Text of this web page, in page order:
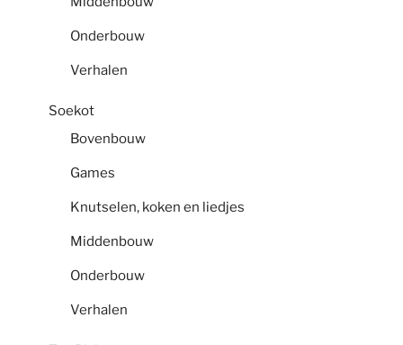
Onderbouw
Verhalen
Soekot
Bovenbouw
Games
Knutselen, koken en liedjes
Middenbouw
Onderbouw
Verhalen